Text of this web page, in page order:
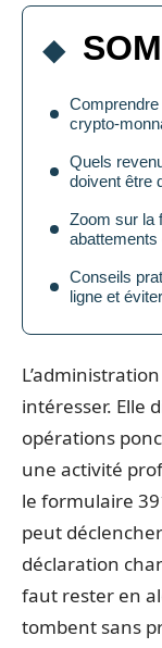
crypto-
Quels
doivent être
Zoom sur la
Conseils
ligne et
intéresser. Elle
opérations
une activité
le formulaire
peut
déclaration
faut rester en
tombent sans